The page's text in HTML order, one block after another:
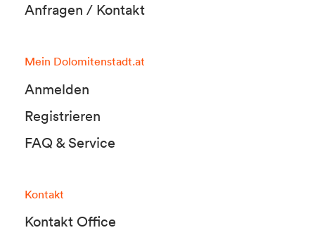
Anfragen / Kontakt
Mein Dolomitenstadt.at
Anmelden
Registrieren
FAQ & Service
Kontakt
Kontakt Office